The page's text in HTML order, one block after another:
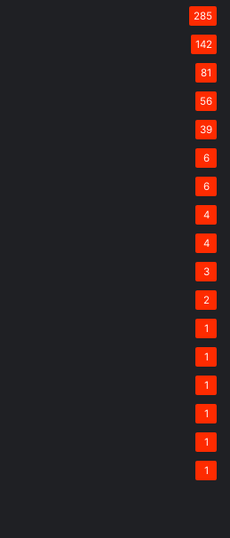
285
142
81
56
39
6
6
4
4
3
2
1
1
1
1
1
1